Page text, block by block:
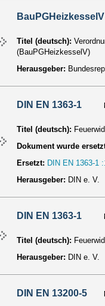
BauPGHeizkesselV
Titel (deutsch):
(BauPGHeizkesselV)
Herausgeber:
DIN EN 1363-1
Titel (deutsch):
Dokument wurde
Ersetzt: DIN EN 1363-1
Herausgeber: DIN e. V.
DIN EN 1363-1
Titel (deutsch):
Herausgeber: DIN e. V.
DIN EN 13200-5